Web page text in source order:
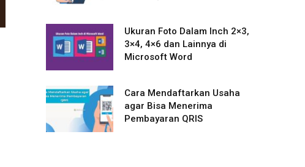
Ukuran Foto Dalam Inch 2×3,
3×4, 4×6 dan Lainnya di
Microsoft Word
Cara Mendaftarkan Usaha
agar Bisa Menerima
Pembayaran QRIS